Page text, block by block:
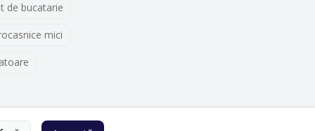
de bucatarie
mici